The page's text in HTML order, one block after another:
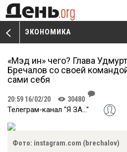
ЭКОНОМИКА
W
«Мэд ин» чего? Глава
Бречалов со своей
сами себя
20:59 16/02/20 K 30480
J
Телеграм-канал "Я ЗА..."
Фото: instagram.com (brechalov)